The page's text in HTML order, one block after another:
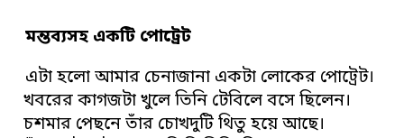
মন্তব্যসহ একটি পোট্রেট
এটা হলো আমার চেনাজানা একটা লোকের পোট্রেট।
খবরের কাগজটা খুলে তিনি টেবিলে বসে ছিলেন।
চশমার পেছনে তাঁর চোখদুটি থিতু হয়ে আছে।